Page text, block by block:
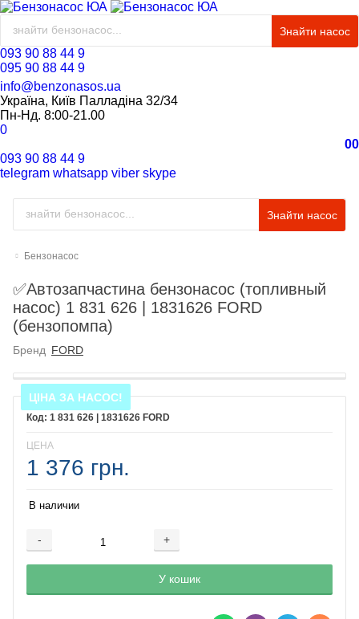
Знайти насос
093 90 88 44 9
095 90 88 44 9
info@benzonasos.ua
Україна, Київ Палладіна 32/34
Пн-Нд. 8:00-21.00
0
00
093 90 88 44 9
telegram whatsapp viber skype
Знайти насос
Бензонасос
✅Автозапчастина бензонасос (топливный
насос) 1 831 626 | 1831626 FORD
(бензопомпа)
Бренд FORD
ЦІНА ЗА НАСОС!
1 831 626 | 1831626 FORD
ЦЕНА
1 376 грн.
В наличии
- +
Добавляется...
У кошик
Добавлен